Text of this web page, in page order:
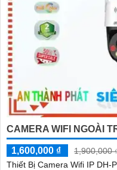
CAMERA WIFI NGOÀI
1,600,000 ₫
1,900,000
Thiết Bị Camera Wifi IP DH-